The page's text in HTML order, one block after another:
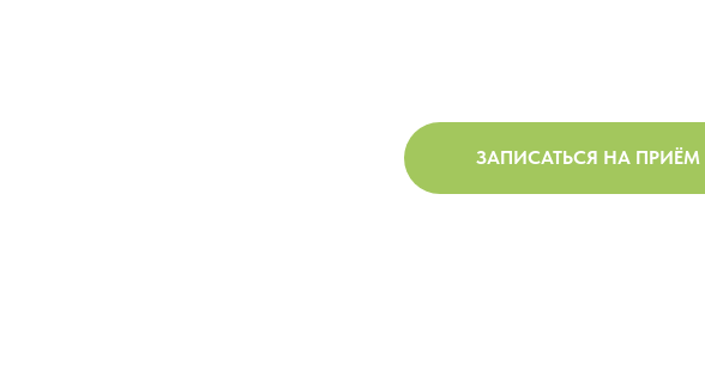
ЗАПИСАТЬСЯ НА ПРИЁМ